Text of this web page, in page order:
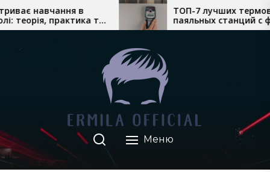
Перейти
к
навчання в
практика та
водіння
ТОП-7 лучших
паяльных станций с
сложного монтажа
Меню